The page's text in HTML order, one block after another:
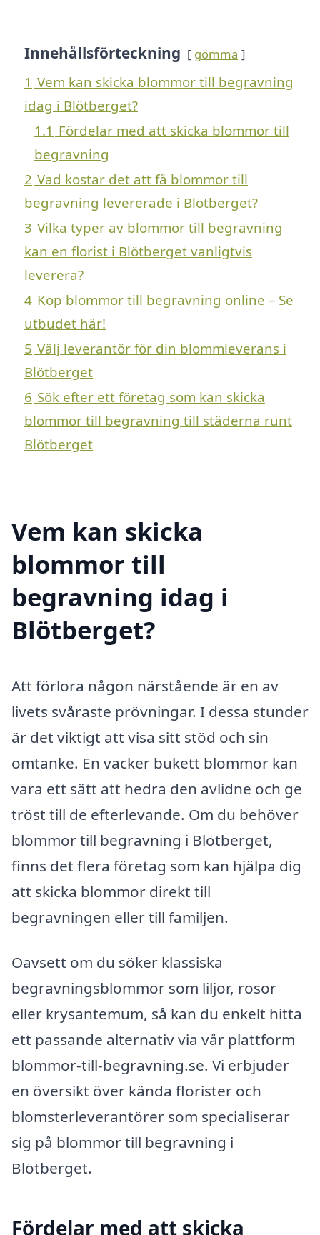
Innehållsförteckning gömma
1 Vem kan skicka blommor till begravning
idag i Blötberget?
1.1 Fördelar med att skicka blommor till
begravning
2 Vad kostar det att få blommor till
begravning levererade i Blötberget?
3 Vilka typer av blommor till begravning
kan en florist i Blötberget vanligtvis
leverera?
4 Köp blommor till begravning online – Se
utbudet här!
5 Välj leverantör för din blommleverans i
Blötberget
6 Sök efter ett företag som kan skicka
blommor till begravning till städerna runt
Blötberget
Vem kan skicka
blommor till
begravning idag i
Blötberget?
Att förlora någon närstående är en av
livets svåraste prövningar. I dessa stunder
är det viktigt att visa sitt stöd och sin
omtanke. En vacker bukett blommor kan
vara ett sätt att hedra den avlidne och ge
tröst till de efterlevande. Om du behöver
blommor till begravning i Blötberget,
finns det flera företag som kan hjälpa dig
att skicka blommor direkt till
begravningen eller till familjen.
Oavsett om du söker klassiska
begravningsblommor som liljor, rosor
eller krysantemum, så kan du enkelt hitta
ett passande alternativ via vår plattform
blommor-till-begravning.se. Vi erbjuder
en översikt över kända florister och
blomsterleverantörer som specialiserar
sig på blommor till begravning i
Blötberget.
Fördelar med att skicka